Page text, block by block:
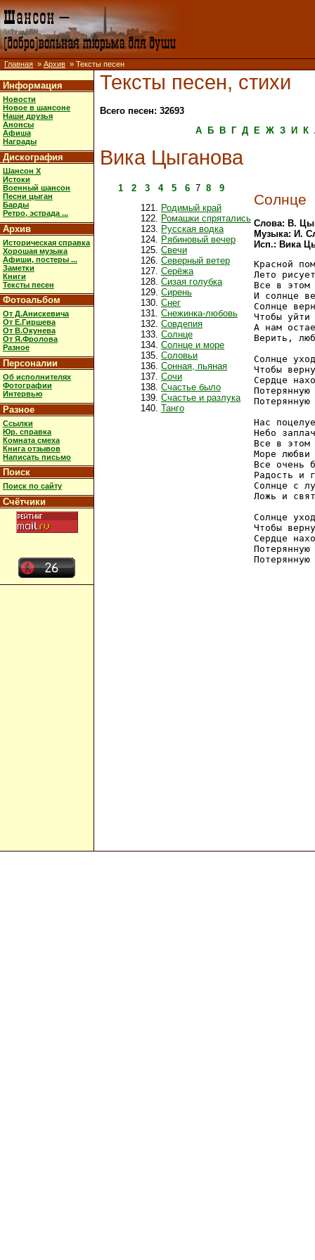
Главная » Архив » Тексты песен
Информация
Новости
Новое в шансоне
Наши друзья
Анонсы
Афиша
Награды
Дискография
Шансон X
Истоки
Военный шансон
Песни цыган
Барды
Ретро, эстрада ...
Архив
Историческая справка
Хорошая музыка
Афиши, постеры ...
Заметки
Книги
Тексты песен
Фотоальбом
От Д.Анискевича
От Е.Гиршева
От В.Окунева
От Я.Фролова
Разное
Персоналии
Об исполнителях
Фотографии
Интервью
Разное
Ссылки
Юр. справка
Комната смеха
Книга отзывов
Написать письмо
Поиск
Поиск по сайту
Счётчики
Тексты песен, стихи
Всего песен: 32693
А
Б В Г Д Е Ж З И К
Вика Цыганова
1 2 3 4 5 6 7 8
9
Родимый край
Ромашки спрятались
Русская водка
Рябиновый вечер
Свечи
Северный ветер
Серёжа
Сизая голубка
Сирень
Снег
Снежинка-любовь
Совдепия
Солнце
Солнце и море
Соловьи
Сонная, пьяная
Сочи
Счастье было
Счастье и разлука
Танго
Солнце
Слова: В.
Музыка: И.
Исп.: Вика
Красной
Лето
Все в
И солнце
Солнце
Чтобы
А нам
Верить,
Солнце
Чтобы
Сердце
Нас
Небо
Все в
Море
Все очень
Радость и
Солнце с
Ложь и
Солнце
Чтобы
Сердце